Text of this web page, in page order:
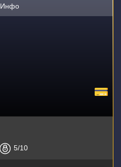
Инфо
5/10